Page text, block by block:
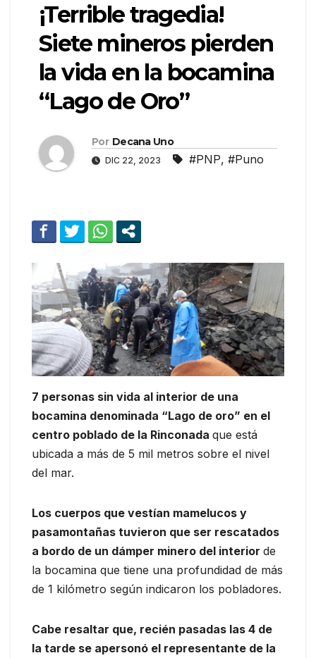
¡Terrible tragedia!
Siete mineros pierden
la vida en la bocamina
“Lago de Oro”
Por Decana Uno
DIC 22, 2023 #PNP, #Puno
7 personas sin vida al interior de una
bocamina denominada “Lago de oro” en el
centro poblado de la Rinconada que está
ubicada a más de 5 mil metros sobre el nivel
del mar.
Los cuerpos que vestían mamelucos y
pasamontañas tuvieron que ser rescatados
a bordo de un dámper minero del interior de
la bocamina que tiene una profundidad de más
de 1 kilómetro según indicaron los pobladores.
Cabe resaltar que, recién pasadas las 4 de
la tarde se apersonó el representante de la